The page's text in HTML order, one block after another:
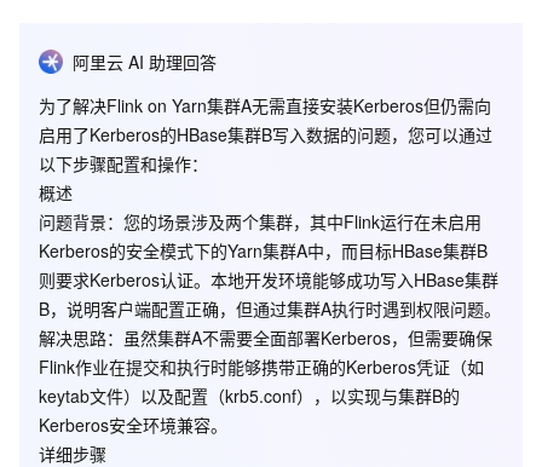
阿里云 AI 助理回答
为了解决Flink on Yarn集群A无需直接安装Kerberos但仍需向
启用了Kerberos的HBase集群B写入数据的问题，您可以通过
以下步骤配置和操作：
概述
问题背景：您的场景涉及两个集群，其中Flink运行在未启用
Kerberos的安全模式下的Yarn集群A中，而目标HBase集群B
则要求Kerberos认证。本地开发环境能够成功写入HBase集群
B，说明客户端配置正确，但通过集群A执行时遇到权限问题。
解决思路：虽然集群A不需要全面部署Kerberos，但需要确保
Flink作业在提交和执行时能够携带正确的Kerberos凭证（如
keytab文件）以及配置（krb5.conf），以实现与集群B的
Kerberos安全环境兼容。
详细步骤